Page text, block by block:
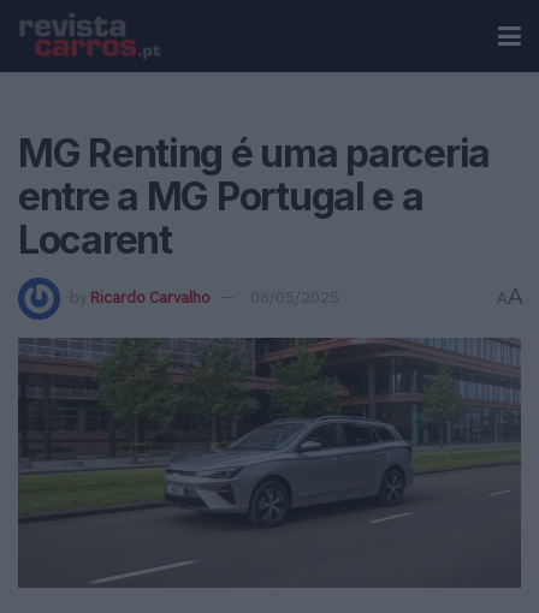
MG Renting é uma parceria
entre a MG Portugal e a
Locarent
by Ricardo Carvalho 06/05/2025 AA